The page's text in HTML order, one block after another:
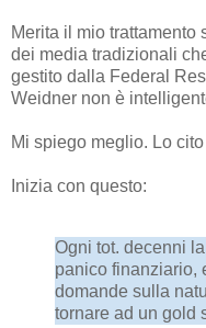
Merita il mio
dei media tradizionali
gestito dalla Federal
Weidner non è
Mi spiego meglio. Lo
Inizia con questo:
Ogni tot. decenni
panico finanziario,
domande sulla
tornare ad un gold